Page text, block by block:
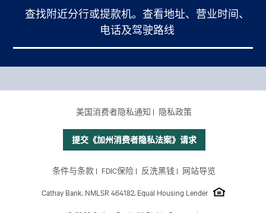
查找附近分行或提款机。查看地址、营业时间、
电话及驾驶路线
个人银行
美国消费者隐私通知 隐私政策
提交《加州消费者隐私法案》请求
Footer Site Map
条件与条款 FDIC保险 反洗黑钱 网站导览
Cathay Bank. NMLSR 464182. Equal Housing Lender